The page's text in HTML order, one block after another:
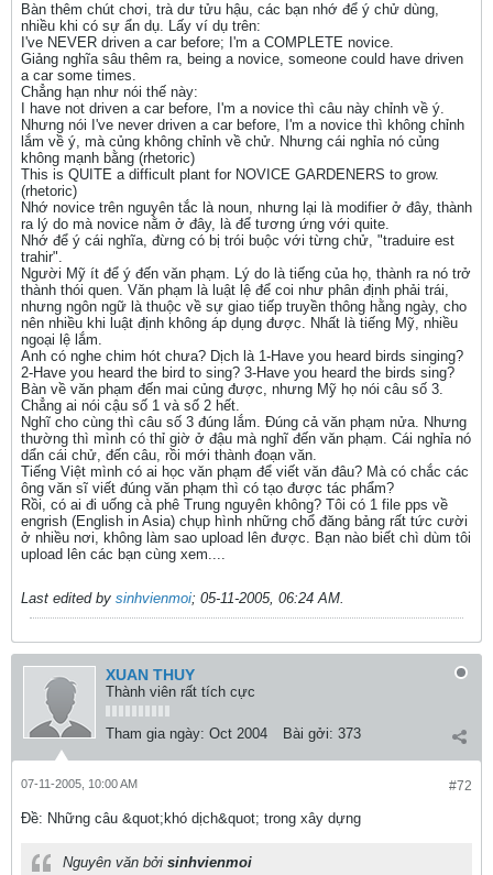
Bàn thêm chút chơi, trà dư tửu hậu, các bạn nhớ để ý chử dùng,
nhiều khi có sự ẩn dụ. Lấy ví dụ trên:
I've NEVER driven a car before; I'm a COMPLETE novice.
Giảng nghĩa sâu thêm ra, being a novice, someone could have driven
a car some times.
Chẳng hạn như nói thế này:
I have not driven a car before, I'm a novice thì câu này chỉnh về ý.
Nhưng nói I've never driven a car before, I'm a novice thì không chỉnh
lắm về ý, mà củng không chỉnh về chử. Nhưng cái nghỉa nó củng
không mạnh bằng (rhetoric)
This is QUITE a difficult plant for NOVICE GARDENERS to grow.
(rhetoric)
Nhớ novice trên nguyên tắc là noun, nhưng lại là modifier ở đây, thành
ra lý do mà novice nằm ở đây, là để tương ứng với quite.
Nhớ để ý cái nghĩa, đừng có bị trói buộc với từng chử, "traduire est
trahir".
Người Mỹ ít để ý đến văn phạm. Lý do là tiếng của họ, thành ra nó trở
thành thói quen. Văn phạm là luật lệ để coi như phân định phải trái,
nhưng ngôn ngữ là thuộc về sự giao tiếp truyền thông hằng ngày, cho
nên nhiều khi luật định không áp dụng được. Nhất là tiếng Mỹ, nhiều
ngoại lệ lắm.
Anh có nghe chim hót chưa? Dịch là 1-Have you heard birds singing?
2-Have you heard the bird to sing? 3-Have you heard the birds sing?
Bàn về văn phạm đến mai củng được, nhưng Mỹ họ nói câu số 3.
Chẳng ai nói cậu số 1 và số 2 hết.
Nghĩ cho cùng thì câu số 3 đúng lắm. Đúng cả văn phạm nửa. Nhưng
thường thì mình có thỉ giờ ở đậu mà nghĩ đến văn phạm. Cái nghỉa nó
dẩn cái chử, đến câu, rồi mới thành đoạn văn.
Tiếng Việt mình có ai học văn phạm để viết văn đâu? Mà có chắc các
ông văn sĩ viết đúng văn phạm thì có tạo được tác phẩm?
Rồi, có ai đi uống cà phê Trung nguyên không? Tôi có 1 file pps về
engrish (English in Asia) chụp hình những chổ đăng bảng rất tức cười
ở nhiều nơi, không làm sao upload lên được. Bạn nào biết chì dùm tôi
upload lên các bạn cùng xem....
Last edited by sinhvienmoi; 05-11-2005, 06:24 AM.
XUAN THUY
Thành viên rất tích cực
Tham gia ngày: Oct 2004 Bài gởi: 373
#72
07-11-2005, 10:00 AM
Ðề: Những câu &quot;khó dịch&quot; trong xây dựng
Nguyên văn bởi sinhvienmoi